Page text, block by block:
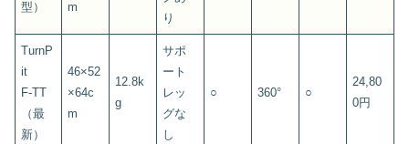
型）
m
り
TurnP
it
F‑TT
（最
新）
46×52
×64c
m
12.8k
g
サポ
ート
レッ
グな
し
○ 360° ○
24,80
0円